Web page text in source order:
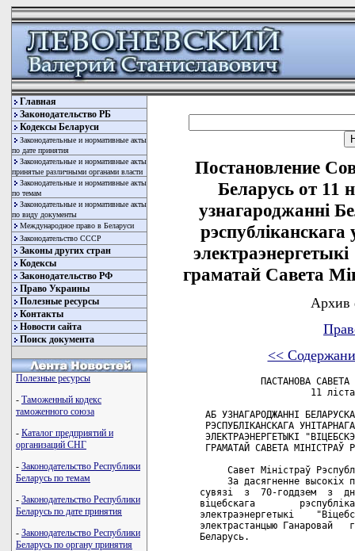
Главная
Законодательство РБ
Кодексы Беларуси
Законодательные и нормативные акты
по дате принятия
Законодательные и нормативные акты
принятые различными органами власти
Законодательные и нормативные акты
по темам
Законодательные и нормативные акты
по виду документы
Международное право в Беларуси
Законодательство СССР
Законы других стран
Кодексы
Законодательство РФ
Право Украины
Полезные ресурсы
Контакты
Новости сайта
Поиск документа
Полезные ресурсы
- Таможенный кодекс
таможенного союза
- Каталог предприятий и
организаций СНГ
- Законодательство Республики
Беларусь по темам
- Законодательство Республики
Беларусь по дате принятия
- Законодательство Республики
Беларусь по органу принятия
Постановление
Беларусь от 11
узнагароджаннi
граматай Савета
Архив
<<
ПАСТАНОВА САВЕТА
11
АБ УЗНАГАРОДЖАННI
РЭСПУБЛIКАНСКАГА
ЭЛЕКТРАЭНЕРГЕТЫКI
ГРАМАТАЙ САВЕТА МIНIСТРАЎ
Савет Мiнiстраў
За дасягненне высокiх
сувязi  з  70-годдзем  з
вiцебскага
электраэнергетыкi
электрастанцыю Ганаровай
Беларусь.